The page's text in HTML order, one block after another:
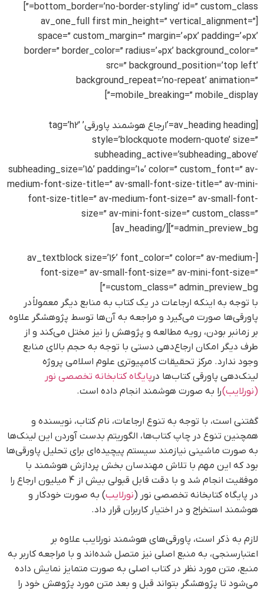
bottom_border=’no-border-styling’ id=” custom_class=”]
[av_one_full first min_height=” vertical_alignment=”
space=” custom_margin=” margin=’0px’ padding=’0px’
border=” border_color=” radius=’0px’ background_color=”
src=” background_position=’top left’
background_repeat=’no-repeat’ animation=”
mobile_breaking=” mobile_display=”]
[av_heading heading=’ارجاع هوشمند پاورقی‌’ tag=’h2′
style=’blockquote modern-quote’ size=”
subheading_active=’subheading_above’
subheading_size=’15’ padding=’10’ color=” custom_font=” av-
medium-font-size-title=” av-small-font-size-title=” av-mini-
font-size-title=” av-medium-font-size=” av-small-font-
size=” av-mini-font-size=” custom_class=”
admin_preview_bg=”][/av_heading]
[av_textblock size=’16’ font_color=” color=” av-medium-
font-size=” av-small-font-size=” av-mini-font-size=”
custom_class=” admin_preview_bg=”]
با توجه به اینکه ارجاعات در یک کتاب به منابع دیگر معمولاً در
پاورقی‌ها صورت می‌گیرد و مراجعه به آن‌ها توسط پژوهشگر علاوه
بر زمانبر بودن، رویه مطالعه و پژوهش را نیز مختل می‌کند و از
طرف دیگر امکان ارجاع‌دهی دستی با توجه به حجم بالای منابع
وجود ندارد. مرکز تحقیقات کامپیوتری علوم اسلامی پروژه
لینک‌دهی پاورقی کتاب‌ها درپایگاه کتابخانه تخصصی نور
(نورلایب)را به صورت هوشمند انجام داده است.
گفتنی است، با توجه به تنوع ارجاعات، نام کتاب، نویسنده و
همچنین تنوع در چاپ کتاب‌ها، الگوریتم بدست آوردن این لینک‌ها
به صورت ماشینی نیازمند سیستم پیچیده‌ای برای تحلیل پاورقی‌ها
بود که این مهم با تلاش مهندسان بخش پردازش هوشمند با
موفقیت انجام شد و با دقت قابل قبولی بیش از 4 میلیون ارجاع را
در پایگاه کتابخانه تخصصی نور (نورلایب) به صورت خودکار و
هوشمند استخراج و در اختیار کاربران قرار داد.
لازم به ذکر است، پاورقی‌های هوشمند نورلایب علاوه بر
اعتبارسنجی، به منبع اصلی نیز متصل شده‌‌اند و با مراجعه کاربر به
منبع، متن مورد نظر در کتاب اصلی به صورت متمایز نمایش داده
می‌شود تا پژوهشگر بتواند قبل و بعد متن مورد پژوهش خود را